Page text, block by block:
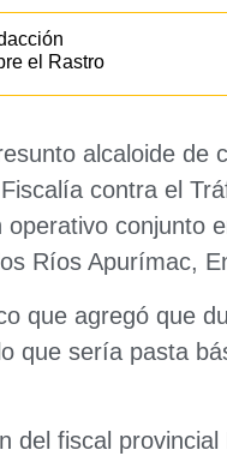
el Rastro
alcaloide de
contra el
conjunto
Ríos Apurímac,
que agregó que
que sería pasta
del fiscal